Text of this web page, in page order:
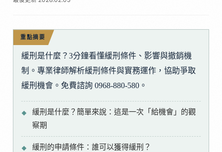
重點摘要
緩刑是什麼？3分鐘看懂緩刑條件、影響與撤銷機
制。專業律師解析緩刑條件與實務運作，協助爭取
緩刑機會。免費諮詢 0968-880-580。
緩刑是什麼？簡單來說：這是一次「給機會」的觀
察期
緩刑的申請條件：誰可以獲得緩刑？